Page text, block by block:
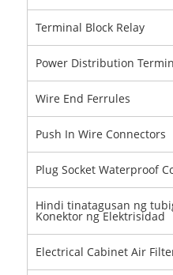
Terminal Block Relay
Power Distribution
Wire End Ferrules
Push In Wire Connectors
Plug Socket Waterproof
Hindi tinatagusan ng
Konektor ng Elektrisidad
Electrical Cabinet Air